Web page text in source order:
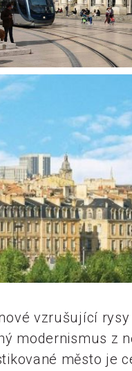
vzrušující
modernismus z
město je